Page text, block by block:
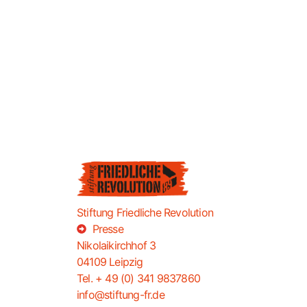
Stiftung Friedliche Revolution
Presse
Nikolaikirchhof 3
04109 Leipzig
Tel. + 49 (0) 341 9837860
info@stiftung-fr.de